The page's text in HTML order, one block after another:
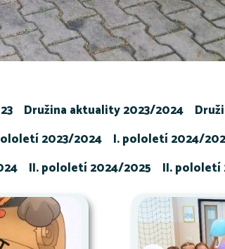
Družina aktuality 2023/2024
2023/2024 I. pololetí 2024/
II. pololetí 2024/2025 II. pololetí